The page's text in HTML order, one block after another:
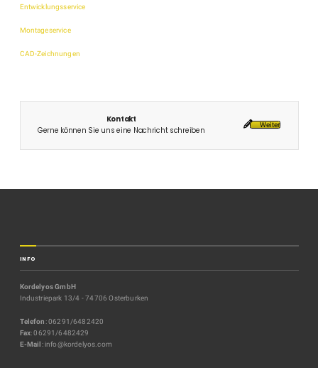
Entwicklungsservice
Montageservice
CAD-Zeichnungen
Kontakt
Gerne können Sie uns eine Nachricht schreiben
Weiter
INFO
Kordelyos GmbH
Industriepark 13/4 - 74706 Osterburken
Telefon : 06291/6482420
Fax: 06291/6482429
E-Mail : info@kordelyos.com